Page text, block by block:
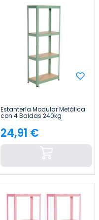
Estantería Modular Metálica
con 4 Baldas 240kg
60x30x148cm Thinia Home
Precio
24,91 €